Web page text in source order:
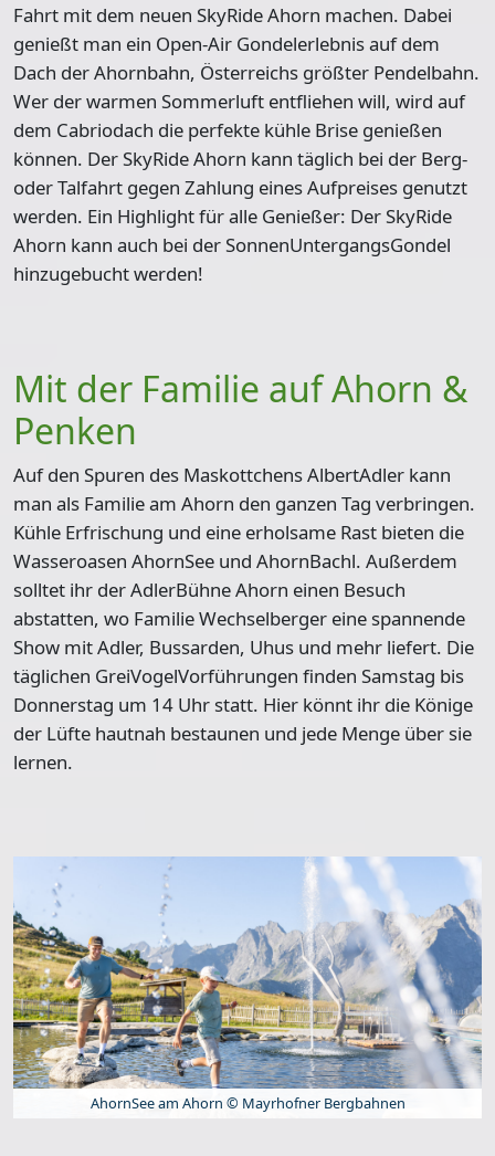
Fahrt mit dem neuen SkyRide Ahorn machen. Dabei
genießt man ein Open-Air Gondelerlebnis auf dem
Dach der Ahornbahn, Österreichs größter Pendelbahn.
Wer der warmen Sommerluft entfliehen will, wird auf
dem Cabriodach die perfekte kühle Brise genießen
können. Der SkyRide Ahorn kann täglich bei der Berg-
oder Talfahrt gegen Zahlung eines Aufpreises genutzt
werden. Ein Highlight für alle Genießer: Der SkyRide
Ahorn kann auch bei derSonnenUntergangsGondel
hinzugebucht werden!
Mit der Familie auf Ahorn &
Penken
Auf den Spuren des Maskottchens AlbertAdler kann
man als Familie am Ahorn den ganzen Tag verbringen.
Kühle Erfrischung und eine erholsame Rast bieten die
Wasseroasen AhornSee und AhornBachl. Außerdem
solltet ihr derAdlerBühne Ahorn einen Besuch
abstatten, wo Familie Wechselberger eine spannende
Show mit Adler, Bussarden, Uhus und mehr liefert. Die
täglichen GreiVogelVorführungen finden Samstag bis
Donnerstag um 14 Uhr statt. Hier könnt ihr die Könige
der Lüfte hautnah bestaunen und jede Menge über sie
lernen.
AhornSee am Ahorn © Mayrhofner Bergbahnen